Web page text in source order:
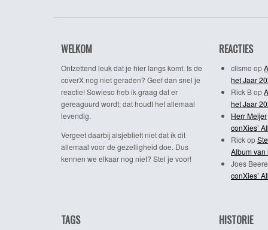
WELKOM
Ontzettend leuk dat je hier langs komt. Is de
coverX nog niet geraden? Geef dan snel je
reactie! Sowieso heb ik graag dat er
gereaguurd wordt; dat houdt het allemaal
levendig.
Vergeet daarbij alsjeblieft niet dat ik dit
allemaal voor de gezelligheid doe. Dus
kennen we elkaar nog niet? Stel je voor!
REACTIES
clismo op
het Jaar
Rick Bop
het Jaar
Herr Meijer
conXies’
Rickop
Album van
Joes
conXies’
TAGS HISTORIE